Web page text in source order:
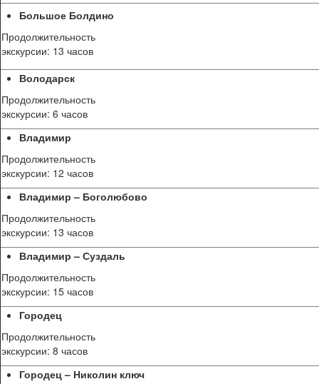
Большое Болдино
Продолжительность
экскурсии: 13 часов
Володарск
Продолжительность
экскурсии: 6 часов
Владимир
Продолжительность
экскурсии: 12 часов
Владимир – Боголюбово
Продолжительность
экскурсии: 13 часов
Владимир – Суздаль
Продолжительность
экскурсии: 15 часов
Городец
Продолжительность
экскурсии: 8 часов
Городец – Николин ключ